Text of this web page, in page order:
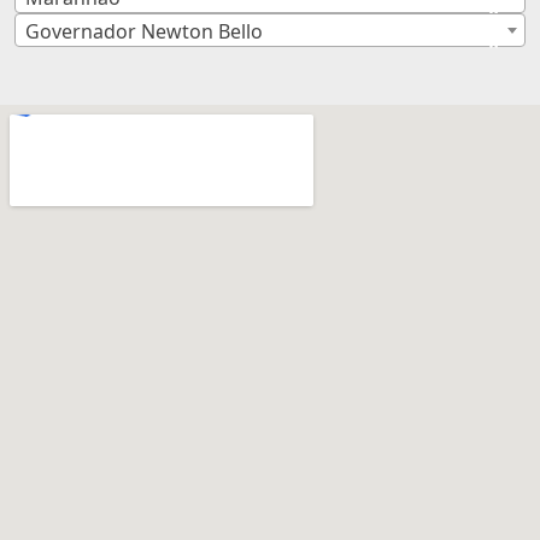
×
×
Governador Newton Bello